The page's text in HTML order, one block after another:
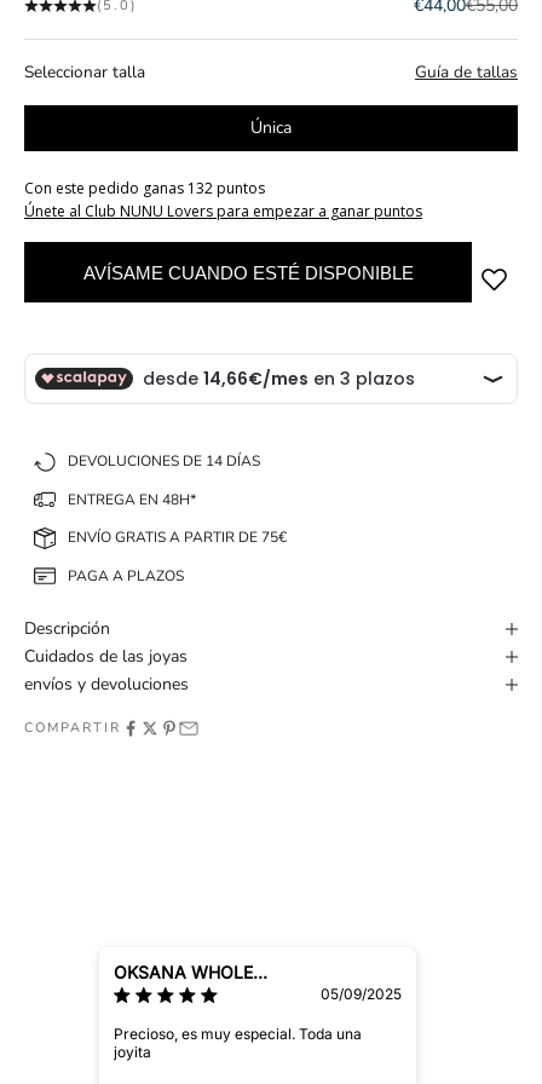
(5.0) €44,00€55,00
Seleccionar talla Guía de tallas
Única
Con este pedido ganas 132 puntos
Únete al Club NUNU Lovers para empezar a ganar puntos
AVÍSAME CUANDO ESTÉ DISPONIBLE
Añadir a
DEVOLUCIONES DE 14 DÍAS
ENTREGA EN 48H*
ENVÍO GRATIS A PARTIR DE 75€
PAGA A PLAZOS
Descripción
Cuidados de las joyas
envíos y devoluciones
COMPARTIR
OKSANA WHOLESALE
05/09/2025
Precioso, es muy especial. Toda una
joyita